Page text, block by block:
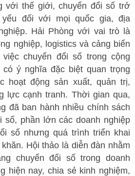
với thế giới, chuyển đổi số trở
đối với mọi quốc gia, địa
Hải Phòng với vai trò là
nghiệp, logistics và cảng biển
chuyển đổi số trong cộng
có ý nghĩa đặc biệt quan trọng
hoạt động sản xuất, quản trị,
lực cạnh tranh. Thời gian qua,
đã ban hành nhiều chính sách
số, phần lớn các doanh nghiệp
số nhưng quá trình triển khai
Hội thảo là diễn đàn nhằm
chuyển đổi số trong doanh
hiện nay, chia sẻ kinh nghiệm,